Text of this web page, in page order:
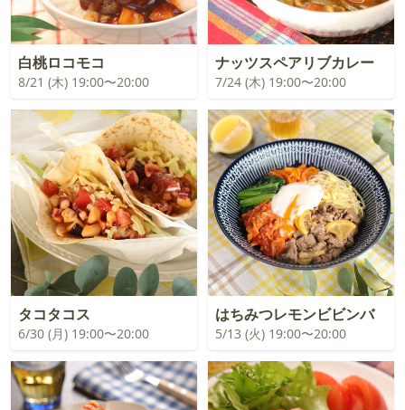
白桃ロコモコ
8/21 (木) 19:00〜20:00
ナッツスペアリブカレー
7/24 (木) 19:00〜20:00
タコタコス
6/30 (月) 19:00〜20:00
はちみつレモンビビンバ
5/13 (火) 19:00〜20:00